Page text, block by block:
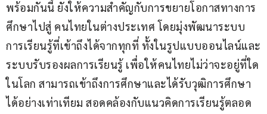
พร้อมกันนี้ ยังให้ความสำคัญกับการขยายโอกาสทางการ
ศึกษาไปสู่ คนไทยในต่างประเทศ โดยมุ่งพัฒนาระบบ
การเรียนรู้ที่เข้าถึงได้จากทุกที่ ทั้งในรูปแบบออนไลน์และ
ระบบรับรองผลการเรียนรู้ เพื่อให้คนไทยไม่ว่าจะอยู่ที่ใด
ในโลก สามารถเข้าถึงการศึกษาและได้รับวุฒิการศึกษา
ได้อย่างเท่าเทียม สอดคล้องกับแนวคิดการเรียนรู้ตลอด